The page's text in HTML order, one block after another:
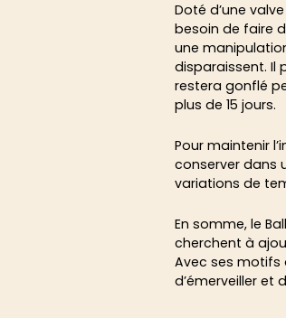
Doté d’une
besoin de faire
une
disparaissent. Il
restera gonflé
plus de 15 jours.
Pour maintenir
conserver dans
variations de
En somme, le
cherchent à
Avec ses motifs
d’émerveiller et